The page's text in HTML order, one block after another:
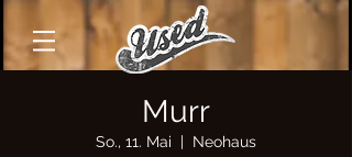
Murr
So., 11. Mai
  |
Neohaus